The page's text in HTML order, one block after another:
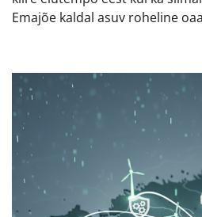
Emajõe kaldal asuv roheline